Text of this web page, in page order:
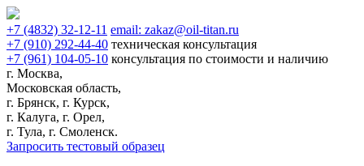
+7 (4832) 32-12-11 email: zakaz@oil-titan.ru
+7 (910) 292-44-40 техническая консультация
+7 (961) 104-05-10 консультация по стоимости и наличию
г. Москва,
Московская область,
г. Брянск, г. Курск,
г. Калуга, г. Орел,
г. Тула, г. Смоленск.
Запросить тестовый образец